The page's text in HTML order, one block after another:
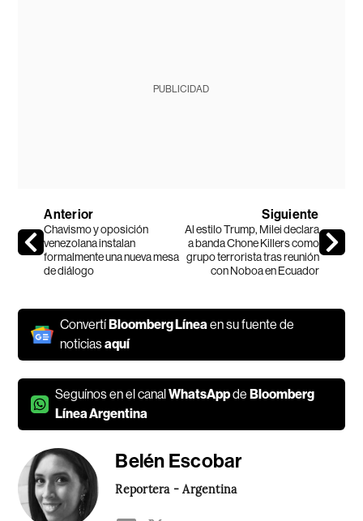
PUBLICIDAD
Anterior
Chavismo y oposición
venezolana instalan
formalmente una nueva mesa
de diálogo
Siguiente
Al estilo Trump, Milei declara
a banda Chone Killers como
grupo terrorista tras reunión
con Noboa en Ecuador
ConvertíBloomberg Líneaen su fuente de
noticiasaquí
Seguínos en el canalWhatsAppdeBloomberg
Línea Argentina
Belén Escobar
Reportera - Argentina